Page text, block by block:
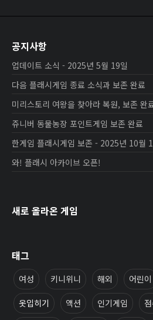
공지사항
업데이트 소식 - 2025년 5월 19일
다음 플래시게임 종료 소식과 보존 완료
미리스토리 여왕을 찾아라 복원, 보존 완
쥬니버 동물농장 포인트게임 보존 완료
한게임 플래시게임 보존 - 2025년 10월
와! 플래시 아카이브 오픈!
새로 올라온 게임
태그
여성 키니위니 해외 어린이
옷입히기 액션 인기게임